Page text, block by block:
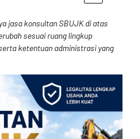
jasa konsultan SBUJK di atas
sesuai ruang lingkup
ketentuan administrasi yang